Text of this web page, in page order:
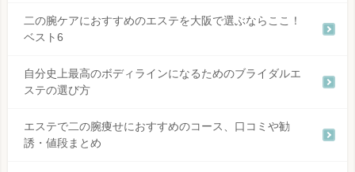
二の腕ケアにおすすめのエステを大阪で選ぶならここ！
ベスト6
自分史上最高のボディラインになるためのブライダルエ
ステの選び方
エステで二の腕痩せにおすすめのコース、口コミや勧
誘・値段まとめ